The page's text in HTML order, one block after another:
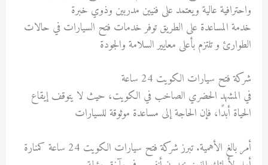
واحترافية عالية ويعتمد على فنيين مدربين وذوي خبرة
خدمة المساعدة على الطريق توفر خدمات فتح السيارات في حالات
الطوارئ و تلتزم بأعلى معايير السلامة والجودة
شركة فتح سيارات الكويت 24 ساعة
في المشهد الحضري الصاخب في الكويت، حيث لا يتوقف إيقاع
الحياة أبدًا، فإن الحاجة إلى مساعدة موثوقة للسيارات
أمر بالغ الأهمية. تبرز شركة فتح سيارات الكويت 24 ساعة كمنارة